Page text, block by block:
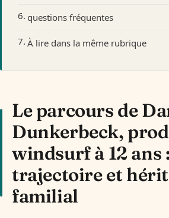
questions fréquentes
À lire dans la même rubrique
Le parcours de
Dunkerbeck,
windsurf à 12 ans :
trajectoire et
familial